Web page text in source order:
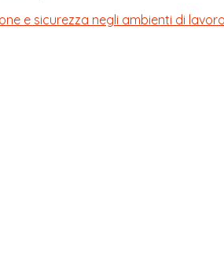
e sicurezza negli ambienti di